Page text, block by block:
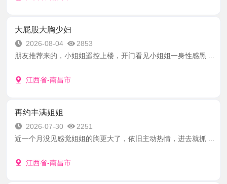
大屁股大胸少妇
2026-08-04
2853
朋友推荐来的，小姐姐遥控上楼，开门看见小姐姐一身性感黑 ...
江西省-南昌市
再约丰满姐姐
2026-07-30
2251
近一个月没见感觉姐姐的胸更大了，依旧主动热情，进去就抓 ...
江西省-南昌市